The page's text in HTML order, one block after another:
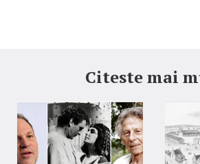
Citeste mai